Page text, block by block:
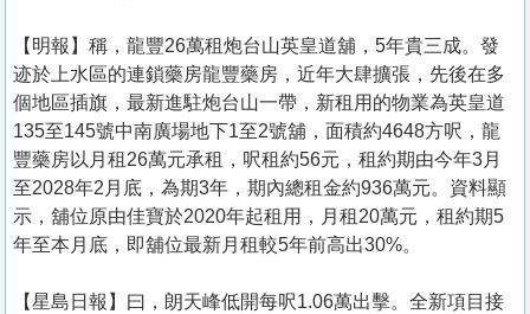
【明報】稱，龍豐26萬租炮台山英皇道舖，5年貴三成。發
迹於上水區的連鎖藥房龍豐藥房，近年大肆擴張，先後在多
個地區插旗，最新進駐炮台山一帶，新租用的物業為英皇道
135至145號中南廣場地下1至2號舖，面積約4648方呎，龍
豐藥房以月租26萬元承租，呎租約56元，租約期由今年3月
至2028年2月底，為期3年，期內總租金約936萬元。資料顯
示，舖位原由佳寶於2020年起租用，月租20萬元，租約期5
年至本月底，即舖位最新月租較5年前高出30%。
【星島日報】曰，朗天峰低開每呎1.06萬出擊。全新項目接